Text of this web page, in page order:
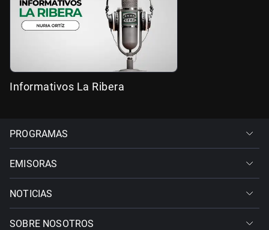
Informativos La Ribera
PROGRAMAS
EMISORAS
NOTICIAS
SOBRE NOSOTROS